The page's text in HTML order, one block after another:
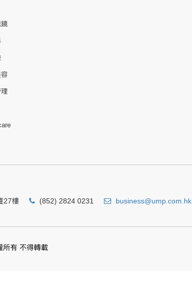
鏡
27樓 (852) 2824 0231 business@ump.com.hk
有 不得轉載